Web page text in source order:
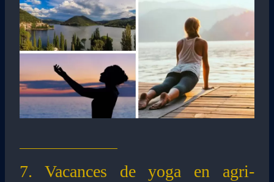
7. Vacances de yoga en agri-